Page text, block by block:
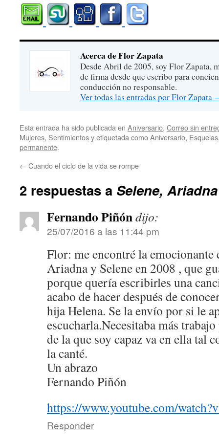
Acerca de Flor Zapata
Desde Abril de 2005, soy Flor Zapata,
de firma desde que escribo para
conducción no responsable.
Ver todas las entradas por Flor Zapata
Esta entrada ha sido publicada en Aniversario, Correo sin
Mujeres, Sentimientosy etiquetada comoAniversario, Esquelas
permanente.
← Cuando el ciclo de la vida se rompe
2 respuestas a Selene,
Fernando Piñóndijo:
25/07/2016 a las 11:44 pm
Flor: me encontré la
Ariadna y Selene en 2008 , que
porque quería escribirles una
acabo de hacer después de
hija Helena. Se la envío por si le
escucharla.Necesitaba más
de la que soy capaz va en ella tal
la canté.
Un abrazo
Fernando Piñón
https://www.youtube.com/
Responder